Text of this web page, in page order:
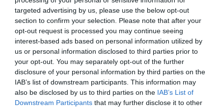
targeted advertising by us, please use the below opt-out
section to confirm your selection. Please note that after your
opt-out request is processed you may continue seeing
interest-based ads based on personal information utilized by
us or personal information disclosed to third parties prior to
your opt-out. You may separately opt-out of the further
disclosure of your personal information by third parties on the
IAB’s list of downstream participants. This information may
also be disclosed by us to third parties on the IAB’s List of
Downstream Participants that may further disclose it to other
elsősorban a finanszírozási nehézségek állják
útját.
Az áremelkedéshez elsősorban a forint
gyengülésének betudható importanyag-
drágulás, az energiaigényes
alapanyaggyártás megnövekedett költségei,
valamint a szakembereket érintő